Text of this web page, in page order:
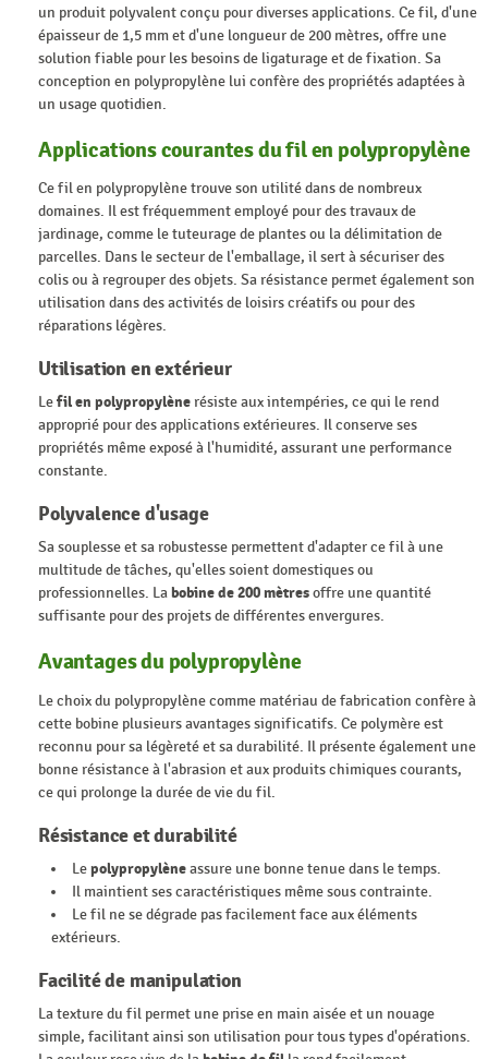
un produit polyvalent conçu pour diverses applications. Ce fil, d'une
épaisseur de 1,5 mm et d'une longueur de 200 mètres, offre une
solution fiable pour les besoins de ligaturage et de fixation. Sa
conception en polypropylène lui confère des propriétés adaptées à
un usage quotidien.
Applications courantes du fil en polypropylène
Ce fil en polypropylène trouve son utilité dans de nombreux
domaines. Il est fréquemment employé pour des travaux de
jardinage, comme le tuteurage de plantes ou la délimitation de
parcelles. Dans le secteur de l'emballage, il sert à sécuriser des
colis ou à regrouper des objets. Sa résistance permet également son
utilisation dans des activités de loisirs créatifs ou pour des
réparations légères.
Utilisation en extérieur
Lefil en polypropylènerésiste aux intempéries, ce qui le rend
approprié pour des applications extérieures. Il conserve ses
propriétés même exposé à l'humidité, assurant une performance
constante.
Polyvalence d'usage
Sa souplesse et sa robustesse permettent d'adapter ce fil à une
multitude de tâches, qu'elles soient domestiques ou
professionnelles. Labobine de 200 mètresoffre une quantité
suffisante pour des projets de différentes envergures.
Avantages du polypropylène
Le choix du polypropylène comme matériau de fabrication confère à
cette bobine plusieurs avantages significatifs. Ce polymère est
reconnu pour sa légèreté et sa durabilité. Il présente également une
bonne résistance à l'abrasion et aux produits chimiques courants,
ce qui prolonge la durée de vie du fil.
Résistance et durabilité
Lepolypropylèneassure une bonne tenue dans le temps.
Il maintient ses caractéristiques même sous contrainte.
Le fil ne se dégrade pas facilement face aux éléments
extérieurs.
Facilité de manipulation
La texture du fil permet une prise en main aisée et un nouage
simple, facilitant ainsi son utilisation pour tous types d'opérations.